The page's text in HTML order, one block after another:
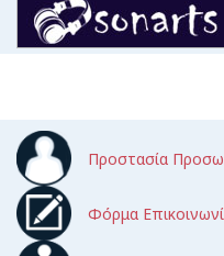
Προστασία
Φόρμα